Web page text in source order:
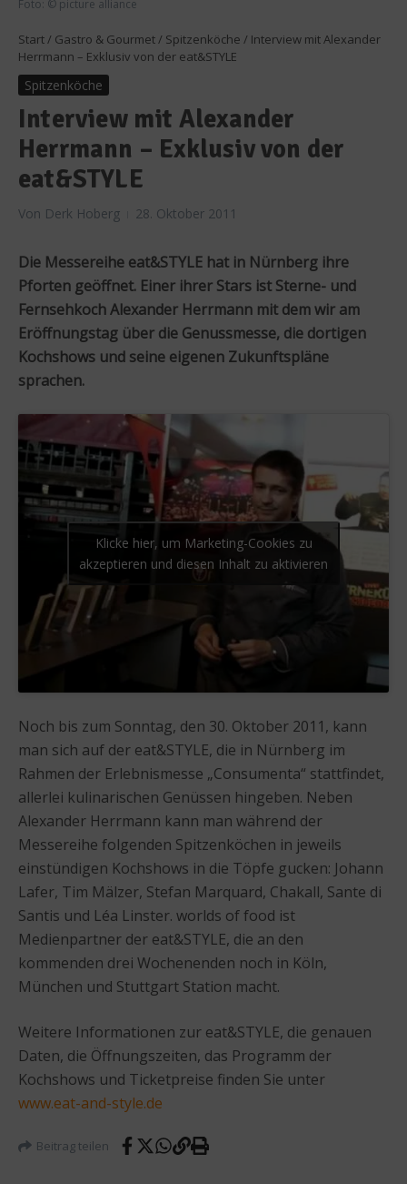
Foto: © picture alliance
Start/ Gastro & Gourmet/ Spitzenköche / Interview mit Alexander
Herrmann – Exklusiv von der eat&STYLE
Spitzenköche
Interview mit Alexander
Herrmann – Exklusiv von der
eat&STYLE
Von Derk Hoberg 28. Oktober 2011
Die Messereihe eat&STYLE hat in Nürnberg ihre
Pforten geöffnet. Einer ihrer Stars ist Sterne- und
Fernsehkoch Alexander Herrmann mit dem wir am
Eröffnungstag über die Genussmesse, die dortigen
Kochshows und seine eigenen Zukunftspläne
sprachen.
Klicke hier, um Marketing-Cookies zu
akzeptieren und diesen Inhalt zu aktivieren
Noch bis zum Sonntag, den 30. Oktober 2011, kann
man sich auf der eat&STYLE, die in Nürnberg im
Rahmen der Erlebnismesse „Consumenta“ stattfindet,
allerlei kulinarischen Genüssen hingeben. Neben
Alexander Herrmann kann man während der
Messereihe folgenden Spitzenköchen in jeweils
einstündigen Kochshows in die Töpfe gucken: Johann
Lafer, Tim Mälzer, Stefan Marquard, Chakall, Sante di
Santis und Léa Linster. worlds of food ist
Medienpartner der eat&STYLE, die an den
kommenden drei Wochenenden noch in Köln,
München und Stuttgart Station macht.
Weitere Informationen zur eat&STYLE, die genauen
Daten, die Öffnungszeiten, das Programm der
Kochshows und Ticketpreise finden Sie unter
www.eat-and-style.de
Beitrag teilen